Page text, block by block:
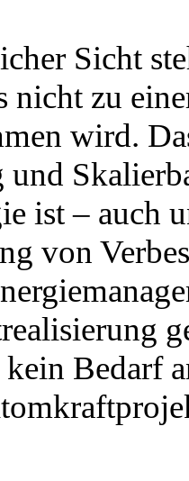
Sicht
nicht zu
wird.
und
ist – auch
von
Bedarf